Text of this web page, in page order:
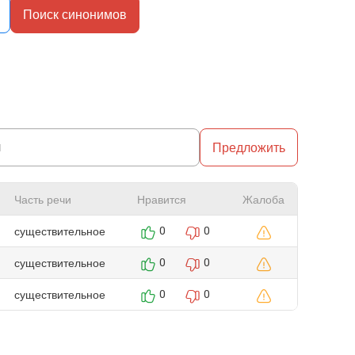
Поиск синонимов
Предложить
Часть речи Нравится Жалоба
существительное 0 0
существительное 0 0
существительное 0 0